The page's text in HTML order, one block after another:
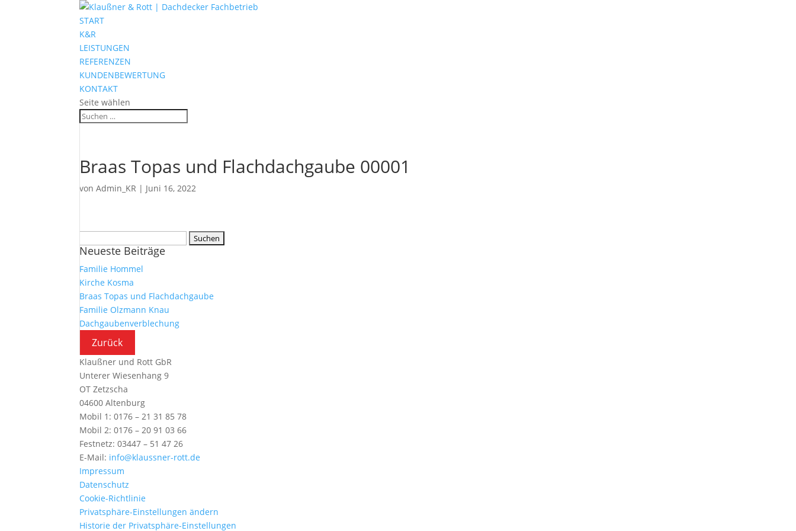
START
K&R
LEISTUNGEN
REFERENZEN
KUNDENBEWERTUNG
KONTAKT
Seite wählen
Braas Topas und Flachdachgaube 00001
vonAdmin_KR | Juni 16, 2022
nach:
Neueste Beiträge
Familie Hommel
Kirche Kosma
Braas Topas und Flachdachgaube
Familie Olzmann Knau
Dachgaubenverblechung
Klaußner und Rott GbR
Unterer Wiesenhang 9
OT Zetzscha
04600 Altenburg
Mobil 1: 0176 – 21 31 85 78
Mobil 2: 0176 – 20 91 03 66
Festnetz: 03447 – 51 47 26
E-Mail: info@klaussner-rott.de
Impressum
Datenschutz
Cookie-Richtlinie
Privatsphäre-Einstellungen ändern
Historie der Privatsphäre-Einstellungen